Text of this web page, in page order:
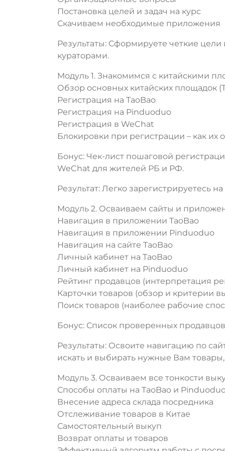
Постановка целей и задач на курс
Скачиваем необходимые приложения
Результаты: Сформируете четкие
кураторами.
Модуль 1. Знакомимся с китайскими
Обзор основных китайских площадок
Регистрация на TaoBao
Регистрация на Pinduoduo
Регистрация в WeChat
Блокировки при регистрации – как их
Бонус: Чек-лист пошаговой
WeChat для жителей РБ и РФ.
Результат: Легко зарегистрируетесь
Модуль 2. Осваиваем сайты и
Навигация в приложении TaoBao
Навигация в приложении Pinduoduo
Навигация на сайте TaoBao
Личный кабинет на TaoBao
Личный кабинет на Pinduoduo
Рейтинг продавцов (интерпретация
Карточки товаров (обзор и критерии
Поиск товаров (наиболее рабочие
Бонус: Список проверенных продавцов
Результаты: Освоите навигацию по
искать и выбирать нужные Вам
Модуль 3. Осваиваем все тонкости
Способы оплаты на TaoBao и
Внесение адреса склада посредника
Отслеживание товаров в Китае
Самостоятельный выкуп
Возврат оплаты и товаров